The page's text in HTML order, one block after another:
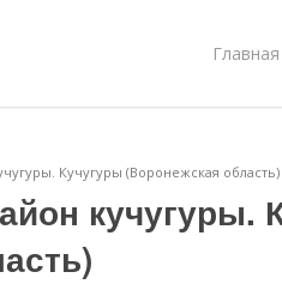
Главная
Кучугуры (Воронежская область)
кучугуры.